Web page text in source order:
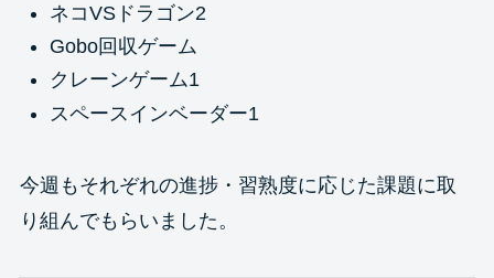
ネコVSドラゴン2
Gobo回収ゲーム
クレーンゲーム1
スペースインベーダー1
今週もそれぞれの進捗・習熟度に応じた課題に取
り組んでもらいました。